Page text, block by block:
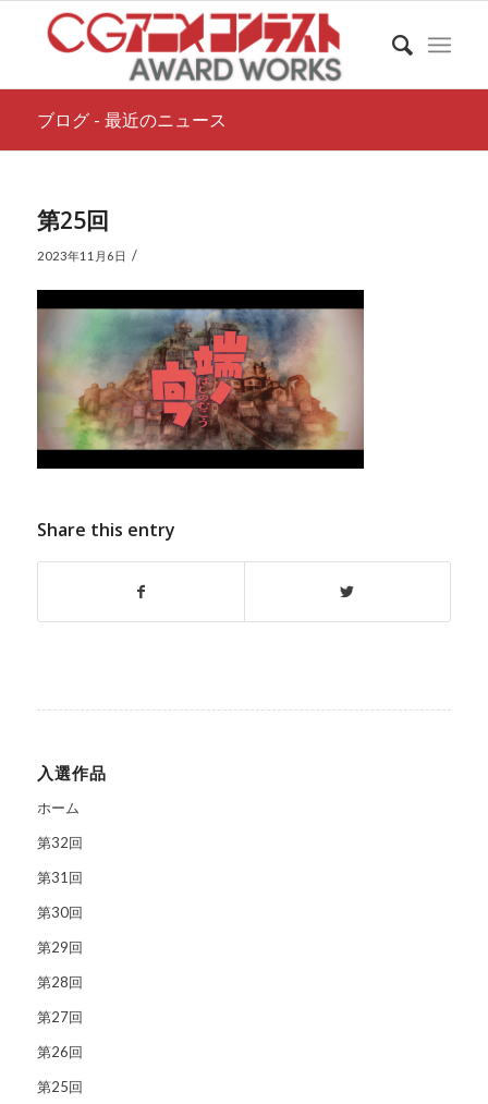
ブログ - 最近のニュース
第25回
2023年11月6日 /
Share this entry
入選作品
ホーム
第32回
第31回
第30回
第29回
第28回
第27回
第26回
第25回